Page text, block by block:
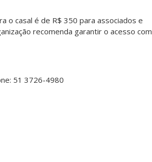
o casal é de R$ 350 para associados e
recomenda garantir o acesso com
51 3726-4980